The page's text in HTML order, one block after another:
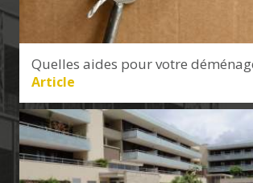
Quelles aides pour votre
Article